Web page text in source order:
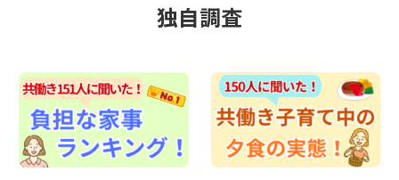
独自調査